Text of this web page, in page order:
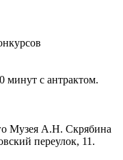
минут с антрактом.
Музея А.Н. Скрябина
переулок, 11.